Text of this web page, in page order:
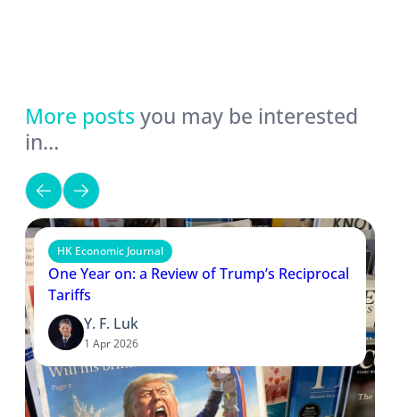
More posts you may be interested
in…
HK Economic Journal
One Year on: a Review of Trump’s Reciprocal
Tariffs
Y. F. Luk
1 Apr 2026